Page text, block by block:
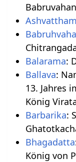
Balarama:
Ballava:
13. Jahres
König
Barbarika:
Bhagadatta
König von